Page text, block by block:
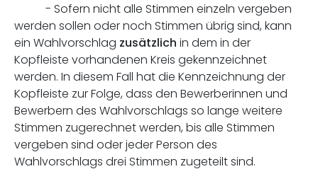
- Sofern nicht alle Stimmen einzeln vergeben
werden sollen oder noch Stimmen übrig sind, kann
ein Wahlvorschlag zusätzlich in dem in der
Kopfleiste vorhandenen Kreis gekennzeichnet
werden. In diesem Fall hat die Kennzeichnung der
Kopfleiste zur Folge, dass den Bewerberinnen und
Bewerbern des Wahlvorschlags so lange weitere
Stimmen zugerechnet werden, bis alle Stimmen
vergeben sind oder jeder Person des
Wahlvorschlags drei Stimmen zugeteilt sind.